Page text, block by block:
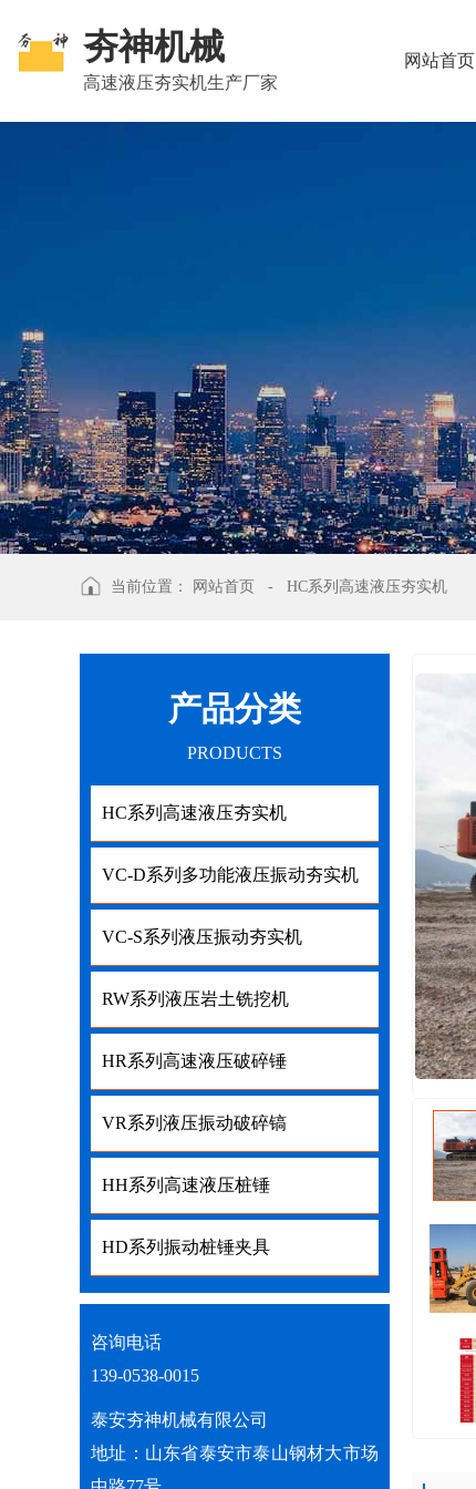
夯神机械
高速液压夯实机生产厂家
网站首页
当前位置： 网站首页 - HC系列高速液压夯实机
产品分类
PRODUCTS
HC系列高速液压夯实机
HC系列高速液压夯实机
VC-D系列多功能液压振动夯实机
VC-D系列多功能液压振动夯实机
VC-S系列液压振动夯实机
VC-S系列液压振动夯实机
RW系列液压岩土铣挖机
RW系列液压岩土铣挖机
HR系列高速液压破碎锤
HR系列高速液压破碎锤
VR系列液压振动破碎镐
VR系列液压振动破碎镐
HH系列高速液压桩锤
HH系列高速液压桩锤
HD系列振动桩锤夹具
HD系列振动桩锤夹具
咨询电话
139-0538-0015
泰安夯神机械有限公司
地址：山东省泰安市泰山钢材大市场